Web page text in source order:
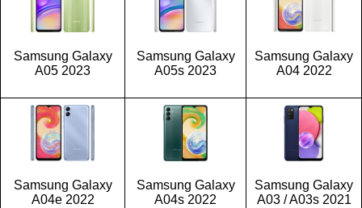
Samsung Galaxy
A05 2023
Samsung Galaxy
A05s 2023
Samsung Galaxy
A04 2022
Samsung Galaxy
A04e 2022
Samsung Galaxy
A04s 2022
Samsung Galaxy
A03 / A03s 2021